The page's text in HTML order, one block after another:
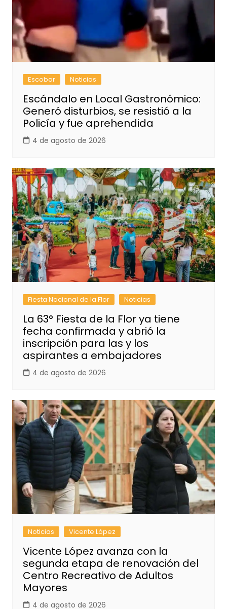
Escobar Noticias
Escándalo en Local Gastronómico:
Generó disturbios, se resistió a la
Policía y fue aprehendida
4 de agosto de 2026
Fiesta Nacional de la Flor Noticias
La 63° Fiesta de la Flor ya tiene
fecha confirmada y abrió la
inscripción para las y los
aspirantes a embajadores
4 de agosto de 2026
Noticias Vicente López
Vicente López avanza con la
segunda etapa de renovación del
Centro Recreativo de Adultos
Mayores
4 de agosto de 2026